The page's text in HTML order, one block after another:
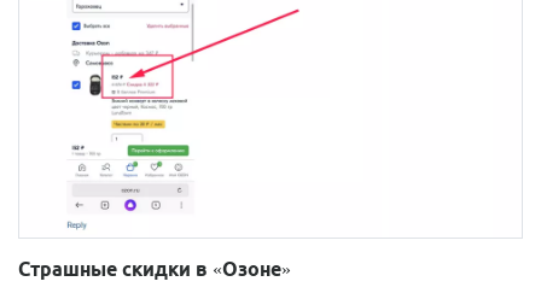
Страшные скидки в «Озоне»